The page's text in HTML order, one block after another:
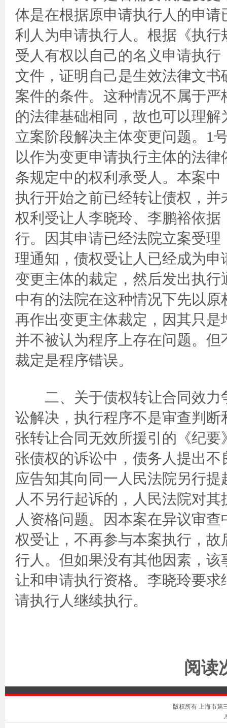
体是在根据原申请执行人的申
利人为申请执行人。根据《执
受人有权以自己的名义申请执
文件，证明自己是生效法律文
案件的条件。这种情况不属于
的法律基础相同，故也可以理
立案阶段解决主体变更问题。1
以作为变更申请执行主体的法
条规定中的权利承受人。本案
执行开始之前已经转让债权，
权利受让人李晓玲、李鹏裕依
行。因其申请已经法院立案受
理通知，债权受让人已经成为
变更主体的裁定，然后发出执
中有的法院在这种情况下先以
再作出变更主体裁定，因其只
并不被认为程序上存在问题。
裁定是程序错误。
二、关于债权转让合同效力
讼解决，执行程序不是审查判
张转让合同无效所援引的《纪
张债权的诉讼中，债务人提出
应告知其向同一人民法院另行
人不另行起诉的，人民法院对
人资格问题。因本案在异议审
权受让，不再参与本案执行，
行人。但如果没有其他因素，
让和申请执行资格。李晓玲要
请执行人继续执行。
阅读
版权所有 上海市第